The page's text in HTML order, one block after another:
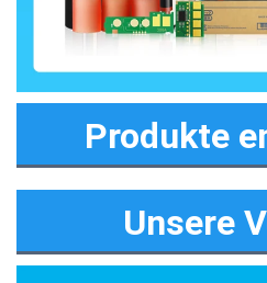
Produkte
Unsere